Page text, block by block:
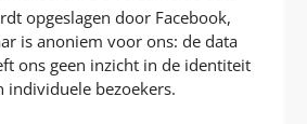
opgeslagen door Facebook,
is anoniem voor ons: de data
ons geen inzicht in de identiteit
individuele bezoekers.